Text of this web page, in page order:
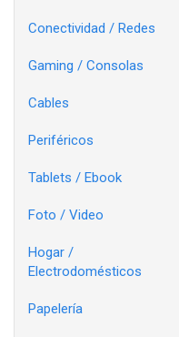
Conectividad / Redes
Gaming / Consolas
Cables
Periféricos
Tablets / Ebook
Foto / Video
Hogar /
Electrodomésticos
Papelería